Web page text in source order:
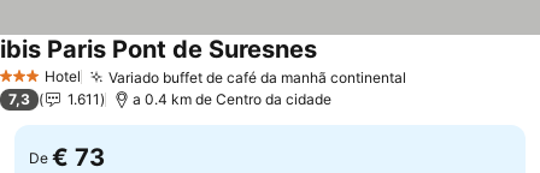
3 EstrelasHotel Variado buffet de café da manhã continental
ibis Paris Pont de SuresnesVer preços
7,3 1.611 a 0.4 km de Centro da cidade
De € 73